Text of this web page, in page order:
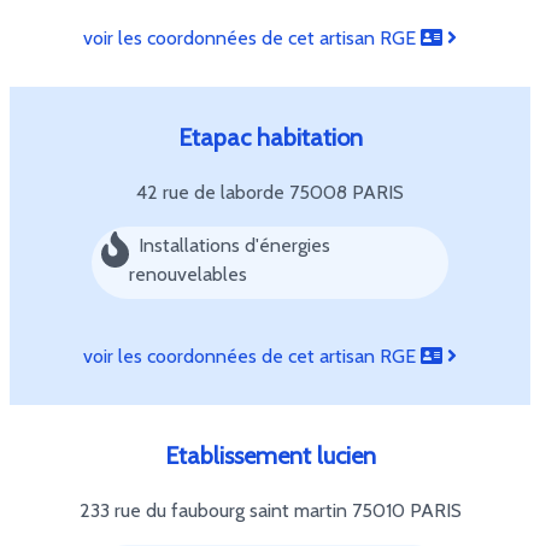
voir les coordonnées de cet artisan RGE
Etapac habitation
42 rue de laborde 75008 PARIS
Installations d'énergies
renouvelables
voir les coordonnées de cet artisan RGE
Etablissement lucien
233 rue du faubourg saint martin 75010 PARIS